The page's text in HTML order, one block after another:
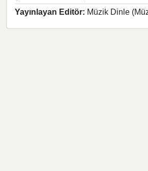
Yayınlayan Editör: Müzik Dinle